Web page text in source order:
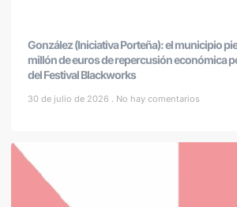
González (Iniciativa Porteña): el municipio
millón de euros de repercusión económica
del Festival Blackworks
30 de julio de 2026 No hay comentarios